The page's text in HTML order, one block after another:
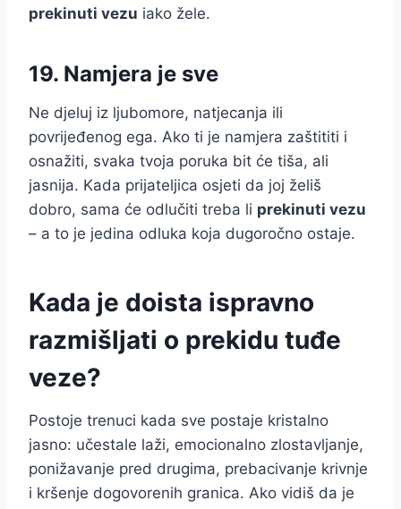
prekinuti vezu iako žele.
19. Namjera je sve
Ne djeluj iz ljubomore, natjecanja ili
povrijeđenog ega. Ako ti je namjera zaštititi i
osnažiti, svaka tvoja poruka bit će tiša, ali
jasnija. Kada prijateljica osjeti da joj želiš
dobro, sama će odlučiti treba li prekinuti vezu
– a to je jedina odluka koja dugoročno ostaje.
Kada je doista ispravno
razmišljati o prekidu tuđe
veze?
Postoje trenuci kada sve postaje kristalno
jasno: učestale laži, emocionalno zlostavljanje,
ponižavanje pred drugima, prebacivanje krivnje
i kršenje dogovorenih granica. Ako vidiš da je